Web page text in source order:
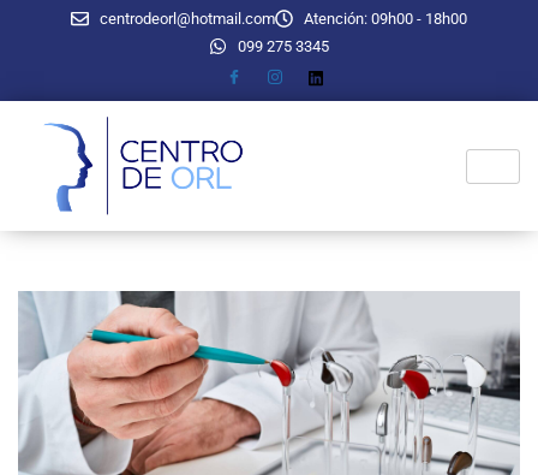
centrodeorl@hotmail.com
Atención: 09h00 - 18h00
099 275 3345